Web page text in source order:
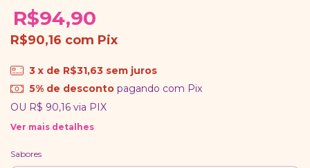
R$94,90
R$90,16 com Pix
3 x de R$31,63 sem juros
5% de descontopagando com Pix
OU R$ 90,16 via PIX
Ver mais detalhes
Sabores